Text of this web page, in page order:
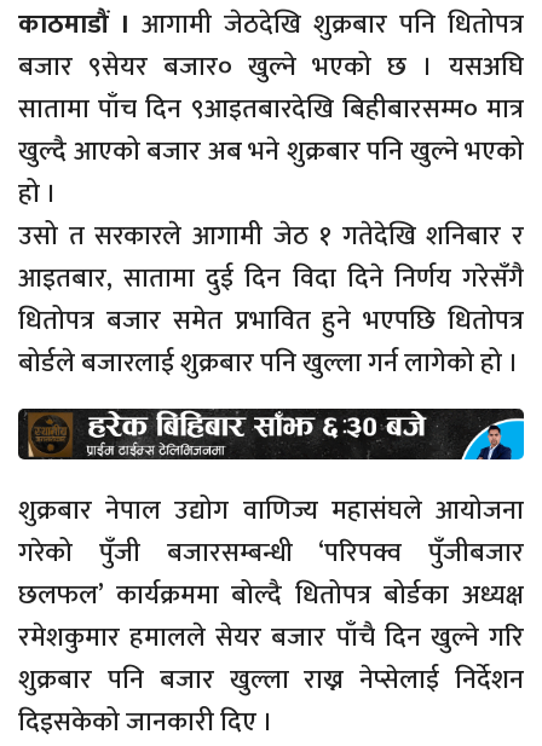
काठमाडौं । आगामी जेठदेखि शुक्रबार पनि धितोपत्र
बजार ९सेयर बजार० खुल्ने भएको छ । यसअघि
सातामा पाँच दिन ९आइतबारदेखि बिहीबारसम्म० मात्र
खुल्दै आएको बजार अब भने शुक्रबार पनि खुल्ने भएको
हो ।
उसो त सरकारले आगामी जेठ १ गतेदेखि शनिबार र
आइतबार, सातामा दुई दिन विदा दिने निर्णय गरेसँगै
धितोपत्र बजार समेत प्रभावित हुने भएपछि धितोपत्र
बोर्डले बजारलाई शुक्रबार पनि खुल्ला गर्न लागेको हो ।
शुक्रबार नेपाल उद्योग वाणिज्य महासंघले आयोजना
गरेको पुँजी बजारसम्बन्धी ‘परिपक्व पुँजीबजार
छलफल’ कार्यक्रममा बोल्दै धितोपत्र बोर्डका अध्यक्ष
रमेशकुमार हमालले सेयर बजार पाँचै दिन खुल्ने गरि
शुक्रबार पनि बजार खुल्ला राख्न नेप्सेलाई निर्देशन
दिइसकेको जानकारी दिए ।